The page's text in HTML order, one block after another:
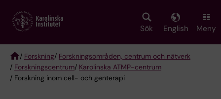
main
Sök English Meny
Breadcrumb
/ Forskning/ Forskningsområden, centrum och nätverk
/ Forskningscentrum/ Karolinska ATMP-centrum
/ Forskning inom cell- och genterapi